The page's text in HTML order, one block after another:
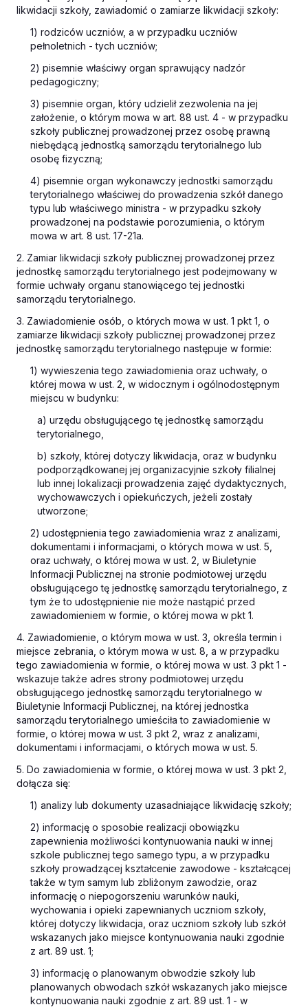
likwidacji szkoły, zawiadomić o zamiarze likwidacji szkoły:
1) rodziców uczniów, a w przypadku uczniów
pełnoletnich - tych uczniów;
2) pisemnie właściwy organ sprawujący nadzór
pedagogiczny;
3) pisemnie organ, który udzielił zezwolenia na jej
założenie, o którym mowa w art. 88 ust. 4 - w przypadku
szkoły publicznej prowadzonej przez osobę prawną
niebędącą jednostką samorządu terytorialnego lub
osobę fizyczną;
4) pisemnie organ wykonawczy jednostki samorządu
terytorialnego właściwej do prowadzenia szkół danego
typu lub właściwego ministra - w przypadku szkoły
prowadzonej na podstawie porozumienia, o którym
mowa w art. 8 ust. 17-21a.
2. Zamiar likwidacji szkoły publicznej prowadzonej przez
jednostkę samorządu terytorialnego jest podejmowany w
formie uchwały organu stanowiącego tej jednostki
samorządu terytorialnego.
3. Zawiadomienie osób, o których mowa w ust. 1 pkt 1, o
zamiarze likwidacji szkoły publicznej prowadzonej przez
jednostkę samorządu terytorialnego następuje w formie:
1) wywieszenia tego zawiadomienia oraz uchwały, o
której mowa w ust. 2, w widocznym i ogólnodostępnym
miejscu w budynku:
a) urzędu obsługującego tę jednostkę samorządu
terytorialnego,
b) szkoły, której dotyczy likwidacja, oraz w budynku
podporządkowanej jej organizacyjnie szkoły filialnej
lub innej lokalizacji prowadzenia zajęć dydaktycznych,
wychowawczych i opiekuńczych, jeżeli zostały
utworzone;
2) udostępnienia tego zawiadomienia wraz z analizami,
dokumentami i informacjami, o których mowa w ust. 5,
oraz uchwały, o której mowa w ust. 2, w Biuletynie
Informacji Publicznej na stronie podmiotowej urzędu
obsługującego tę jednostkę samorządu terytorialnego, z
tym że to udostępnienie nie może nastąpić przed
zawiadomieniem w formie, o której mowa w pkt 1.
4. Zawiadomienie, o którym mowa w ust. 3, określa termin i
miejsce zebrania, o którym mowa w ust. 8, a w przypadku
tego zawiadomienia w formie, o której mowa w ust. 3 pkt 1 -
wskazuje także adres strony podmiotowej urzędu
obsługującego jednostkę samorządu terytorialnego w
Biuletynie Informacji Publicznej, na której jednostka
samorządu terytorialnego umieściła to zawiadomienie w
formie, o której mowa w ust. 3 pkt 2, wraz z analizami,
dokumentami i informacjami, o których mowa w ust. 5.
5. Do zawiadomienia w formie, o której mowa w ust. 3 pkt 2,
dołącza się:
1) analizy lub dokumenty uzasadniające likwidację szkoły;
2) informację o sposobie realizacji obowiązku
zapewnienia możliwości kontynuowania nauki w innej
szkole publicznej tego samego typu, a w przypadku
szkoły prowadzącej kształcenie zawodowe - kształcącej
także w tym samym lub zbliżonym zawodzie, oraz
informację o niepogorszeniu warunków nauki,
wychowania i opieki zapewnianych uczniom szkoły,
której dotyczy likwidacja, oraz uczniom szkoły lub szkół
wskazanych jako miejsce kontynuowania nauki zgodnie
z art. 89 ust. 1;
3) informację o planowanym obwodzie szkoły lub
planowanych obwodach szkół wskazanych jako miejsce
kontynuowania nauki zgodnie z art. 89 ust. 1 - w